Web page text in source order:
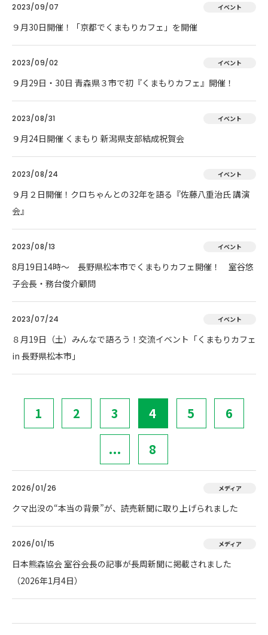
2023/09/07 イベント
９月30日開催！「京都でくまもりカフェ」を開催
2023/09/02 イベント
９月29日・30日 青森県３市で初『くまもりカフェ』開催！
2023/08/31 イベント
９月24日開催 くまもり 新潟県支部結成祝賀会
2023/08/24 イベント
９月２日開催！クロちゃんとの32年を語る『佐藤八重治氏 講演
会』
2023/08/13 イベント
8月19日14時～ 長野県松本市でくまもりカフェ開催！ 室谷悠
子会長・務台俊介顧問
2023/07/24 イベント
８月19日（土）みんなで語ろう！交流イベント「くまもりカフェ
in 長野県松本市」
1 2 3 4 5 6
... 8
2026/01/26 メディア
クマ出没の“本当の背景”が、読売新聞に取り上げられました
2026/01/15 メディア
日本熊森協会 室谷会長の記事が長周新聞に掲載されました
（2026年1月4日）